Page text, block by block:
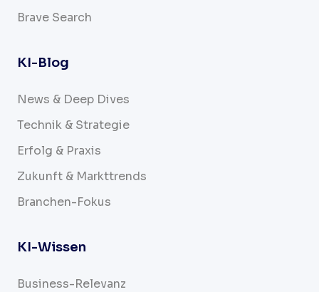
Brave Search
KI-Blog
News & Deep Dives
Technik & Strategie
Erfolg & Praxis
Zukunft & Markttrends
Branchen-Fokus
KI-Wissen
Business-Relevanz